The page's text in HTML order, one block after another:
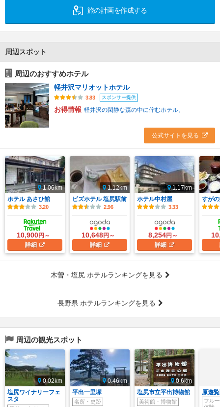
旅の計画を作成する
周辺スポット
周辺のおすすめホテル
軽井沢マリオットホテル
3.83 スポンサー提供
お得情報 軽井沢の閑静な森の中に佇むホテル。
公式サイトを見る
1.06km
ホテル あさひ館
3.20
10,900円～
詳細
1.12km
ビズホテル 塩尻駅前
2.96
10,648円～
詳細
1.17km
ホテル中村屋
3.33
8,254円～
詳細
すが
木曽・塩尻 ホテルランキングを見る
長野県 ホテルランキングを見る
周辺の観光スポット
0.02km
塩尻ワイナリーフェ
スタ
0.46km
平出一里塚
名所・史跡
0.6km
塩尻市立平出博物館
美術館・博物館
原遊
フル